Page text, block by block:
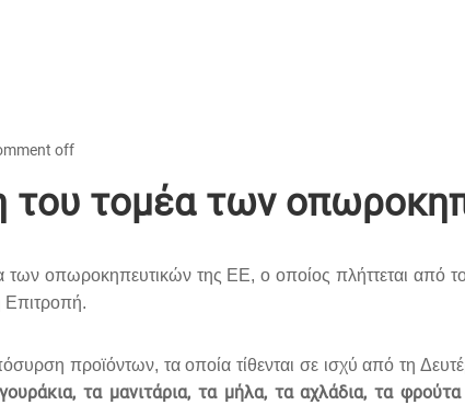
off
του τομέα των
των οπωροκηπευτικών της ΕΕ, ο οποίος πλήττεται από
Επιτροπή.
προϊόντων, τα οποία τίθενται σε ισχύ από τη
τα μανιτάρια, τα μήλα, τα αχλάδια, τα